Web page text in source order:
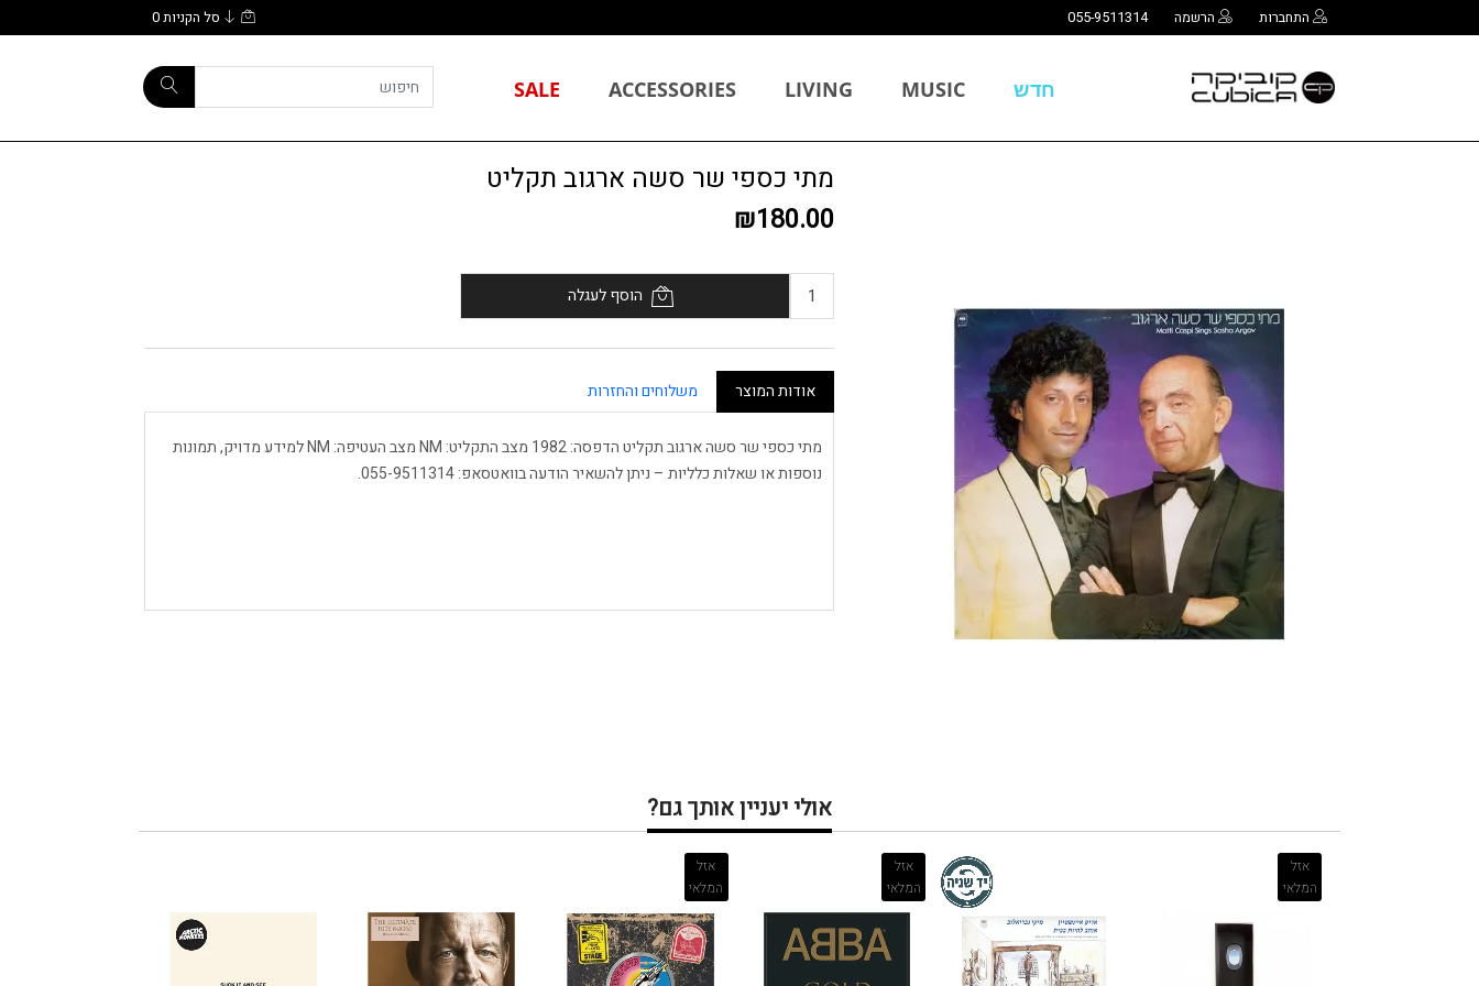
התחברות הרשמה 055-9511314 סל הקניות0
חדש MUSIC
LIVING
ACCESSORIES
SALE
מתי כספי שר סשה ארגוב תקליט
₪180.00
הוסף לעגלה
אודות המוצר משלוחים והחזרות
מתי כספי שר סשה ארגוב תקליט הדפסה: 1982 מצב התקליט: NM מצב העטיפה: NM למידע מדויק, תמונות
נוספות או שאלות כלליות – ניתן להשאיר הודעה בוואטסאפ: 055-9511314.
אולי יעניין אותך גם?
אזל
המלאי
אזל
המלאי
אזל
המלאי